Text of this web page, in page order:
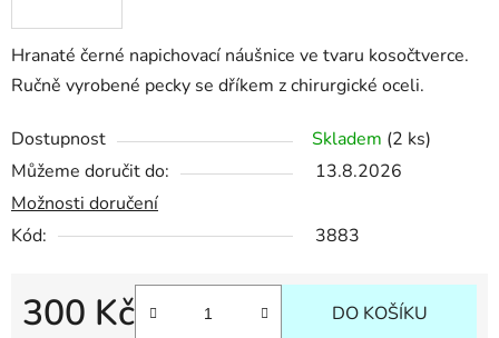
Hranaté černé napichovací náušnice ve tvaru kosočtverce.
Ručně vyrobené pecky se dříkem z chirurgické oceli.
Dostupnost Skladem (2 ks)
Můžeme doručit do:
13.8.2026
Možnosti doručení
Kód:
3883
300 Kč DO KOŠÍKU